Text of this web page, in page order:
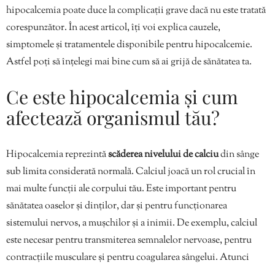
hipocalcemia poate duce la complicații grave dacă nu este tratată
corespunzător. În acest articol, îți voi explica cauzele,
simptomele și tratamentele disponibile pentru hipocalcemie.
Astfel poți să înțelegi mai bine cum să ai grijă de sănătatea ta.
Ce este hipocalcemia și cum
afectează organismul tău?
Hipocalcemia reprezintăscăderea nivelului de calciudin sânge
sub limita considerată normală. Calciul joacă un rol crucial în
mai multe funcții ale corpului tău. Este important pentru
sănătatea oaselor și dinților, dar și pentru funcționarea
sistemului nervos, a mușchilor și a inimii. De exemplu, calciul
este necesar pentru transmiterea semnalelor nervoase, pentru
contracțiile musculare și pentru coagularea sângelui. Atunci